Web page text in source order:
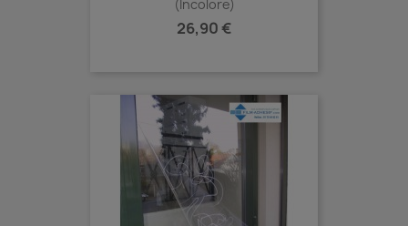
(Incolore)
Prix
26,90 €